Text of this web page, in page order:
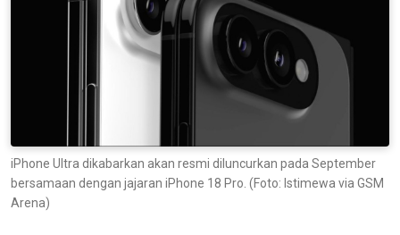
iPhone Ultra dikabarkan akan resmi diluncurkan pada September
bersamaan dengan jajaran iPhone 18 Pro. (Foto: Istimewa via GSM
Arena)